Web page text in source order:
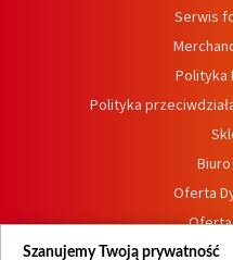
Serwis
Polityka
Polityka
Oferta
Oferta
Szanujemy Twoją prywatność